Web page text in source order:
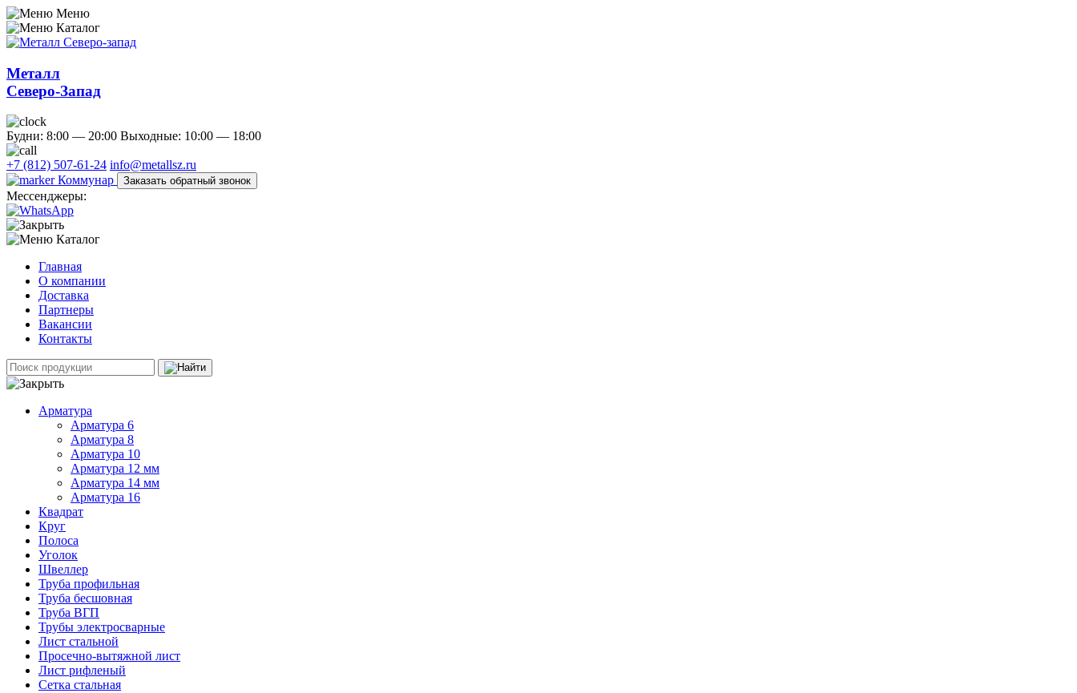
Меню
Каталог
Металл
Северо-Запад
Будни: 8:00 — 20:00 Выходные: 10:00 — 18:00
+7 (812) 507-61-24 info@metallsz.ru
Коммунар
Заказать обратный звонок
Мессенджеры:
Каталог
Главная
О компании
Доставка
Партнеры
Вакансии
Контакты
Арматура
Арматура 6
Арматура 8
Арматура 10
Арматура 12 мм
Арматура 14 мм
Арматура 16
Квадрат
Круг
Полоса
Уголок
Швеллер
Труба профильная
Труба бесшовная
Труба ВГП
Трубы электросварные
Лист стальной
Просечно-вытяжной лист
Лист рифленый
Сетка стальная